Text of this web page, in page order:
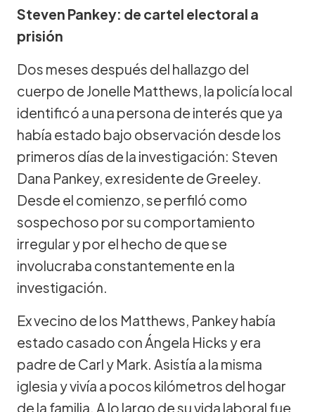
Steven Pankey: de cartel electoral a
prisión
Dos meses después del hallazgo del
cuerpo de Jonelle Matthews, la policía local
identificó a una persona de interés que ya
había estado bajo observación desde los
primeros días de la investigación: Steven
Dana Pankey, ex residente de Greeley.
Desde el comienzo, se perfiló como
sospechoso por su comportamiento
irregular y por el hecho de que se
involucraba constantemente en la
investigación.
Ex vecino de los Matthews, Pankey había
estado casado con Ángela Hicks y era
padre de Carl y Mark. Asistía a la misma
iglesia y vivía a pocos kilómetros del hogar
de la familia. A lo largo de su vida laboral fue